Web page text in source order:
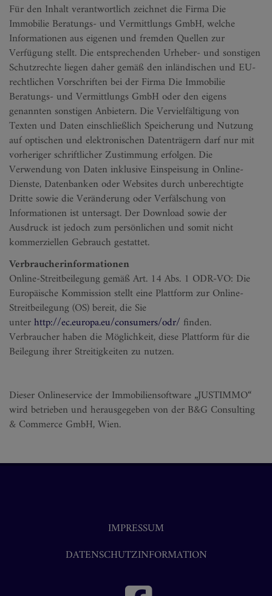
Für den Inhalt verantwortlich zeichnet die Firma Die
Immobilie Beratungs- und Vermittlungs GmbH, welche
Informationen aus eigenen und fremden Quellen zur
Verfügung stellt. Die entsprechenden Urheber- und sonstigen
Schutzrechte liegen daher gemäß den inländischen und EU-
rechtlichen Vorschriften bei der Firma Die Immobilie
Beratungs- und Vermittlungs GmbH oder den eigens
genannten sonstigen Anbietern. Die Vervielfältigung von
Texten und Daten einschließlich Speicherung und Nutzung
auf optischen und elektronischen Datenträgern darf nur mit
vorheriger schriftlicher Zustimmung erfolgen. Die
Verwendung von Daten inklusive Einspeisung in Online-
Dienste, Datenbanken oder Websites durch unberechtigte
Dritte sowie die Veränderung oder Verfälschung von
Informationen ist untersagt. Der Download sowie der
Ausdruck ist jedoch zum persönlichen und somit nicht
kommerziellen Gebrauch gestattet.
Verbraucherinformationen
Online-Streitbeilegung gemäß Art. 14 Abs. 1 ODR-VO: Die
Europäische Kommission stellt eine Plattform zur Online-
Streitbeilegung (OS) bereit, die Sie
unterhttp://ec.europa.eu/consumers/odr/ finden.
Verbraucher haben die Möglichkeit, diese Plattform für die
Beilegung ihrer Streitigkeiten zu nutzen.
Dieser Onlineservice der Immobiliensoftware „JUSTIMMO“
wird betrieben und herausgegeben von der B&G Consulting
& Commerce GmbH, Wien.
IMPRESSUM
DATENSCHUTZINFORMATION